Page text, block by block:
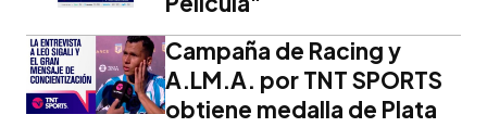
Campaña de Racing y
A.LM.A. por TNT SPORTS
obtiene medalla de Plata